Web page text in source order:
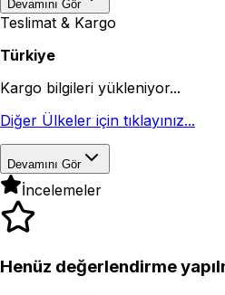
Devamını Gör
Teslimat & Kargo
Türkiye
Kargo bilgileri yükleniyor...
Diğer Ülkeler için tıklayınız...
Devamını Gör
İncelemeler
Henüz değerlendirme